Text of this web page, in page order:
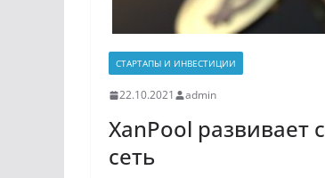
СТАРТАПЫ И ИНВЕСТИЦИИ
22.10.2021 admin
XanPool
сеть